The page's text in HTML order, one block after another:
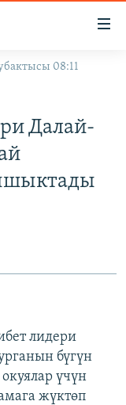
08:11
Далай-
лидери
бүгүн
үчүн
жүктөп